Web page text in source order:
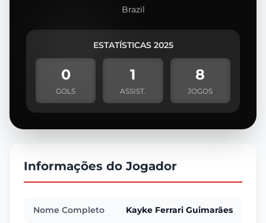
Brazil
ESTATÍSTICAS 2025
0
GOLS
1
ASSIST.
8
JOGOS
Informações do Jogador
Nome Completo Kayke Ferrari Guimarães